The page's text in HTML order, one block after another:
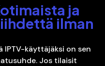
ja
ilman
IPTV-käyttäjäksi on sen
Jos tilaisit